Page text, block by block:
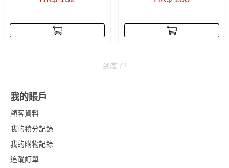
皮。
合使用者: 最佳使用效果，白髮剛
到底了!
我的賬戶
顧客資料
我的積分記錄
我的購物記錄
追蹤訂單